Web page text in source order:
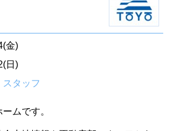
金)
日)
スタッフ
ムです。